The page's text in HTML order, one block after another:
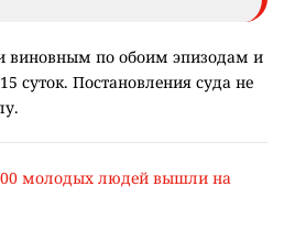
виновным по обоим эпизодам и
суток. Постановления суда не
молодых людей вышли на